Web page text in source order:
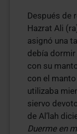
Después de
Hazrat Ali
asignó una
debía dormir
con su
con el
utilizaba
siervo
de Al’lah
Duerme en